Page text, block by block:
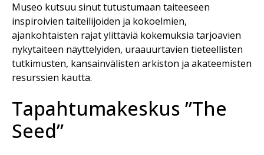
Museo kutsuu sinut tutustumaan taiteeseen
inspiroivien taiteilijoiden ja kokoelmien,
ajankohtaisten rajat ylittäviä kokemuksia tarjoavien
nykytaiteen näyttelyiden, uraauurtavien tieteellisten
tutkimusten, kansainvälisten arkiston ja akateemisten
resurssien kautta.
Tapahtumakeskus ”The
Seed”